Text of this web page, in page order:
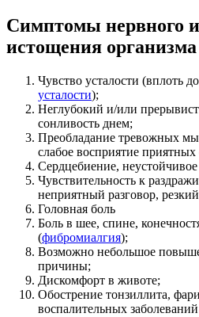
Симптомы нервного
истощения организма
Чувство усталости (вплоть до
усталости);
Неглубокий и/или
сонливость днем;
Преобладание тревожных
слабое восприятие
Сердцебиение,
Чувствительность к
неприятный разговор,
Головная боль
Боль в шее, спине,
(фибромиалгия);
Возможно небольшое
причины;
Дискомфорт в животе;
Обострение тонзиллита,
воспалительных